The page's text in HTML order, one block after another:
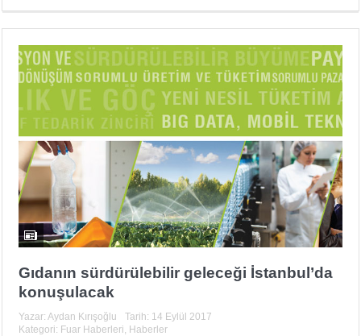
Gıdanın sürdürülebilir geleceği İstanbul’da
konuşulacak
Yazar: Aydan Kırışoğlu Tarih: 14 Eylül 2017
Kategori: Fuar Haberleri Haberler